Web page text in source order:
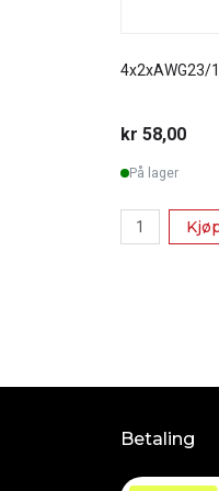
4x2xAWG23/
kr 58,00
På lager
Betaling